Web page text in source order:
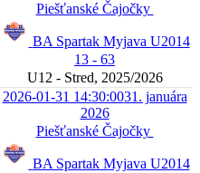
Piešťanské Čajočky
BA Spartak Myjava U2014
13 - 63
U12 - Stred, 2025/2026
2026-01-31 14:30:0031. januára
2026
Piešťanské Čajočky
BA Spartak Myjava U2014